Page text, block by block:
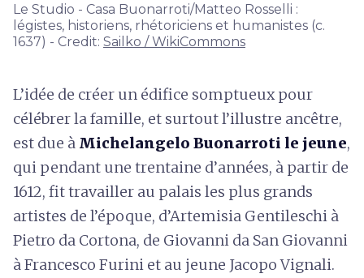
Le Studio - Casa Buonarroti/Matteo Rosselli :
légistes, historiens, rhétoriciens et humanistes (c.
1637) - Credit: Sailko / WikiCommons
L’idée de créer un édifice somptueux pour
célébrer la famille, et surtout l’illustre ancêtre,
est due à Michelangelo Buonarroti le jeune,
qui pendant une trentaine d’années, à partir de
1612, fit travailler au palais les plus grands
artistes de l’époque, d’Artemisia Gentileschi à
Pietro da Cortona, de Giovanni da San Giovanni
à Francesco Furini et au jeune Jacopo Vignali.